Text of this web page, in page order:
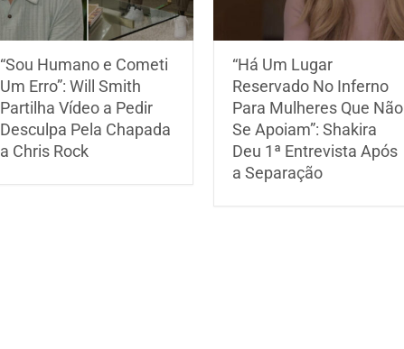
“Sou Humano e Cometi
Um Erro”: Will Smith
Partilha Vídeo a Pedir
Desculpa Pela Chapada
a Chris Rock
“Há Um Lugar
Reservado No Inferno
Para Mulheres Que Não
Se Apoiam”: Shakira
Deu 1ª Entrevista Após
a Separação